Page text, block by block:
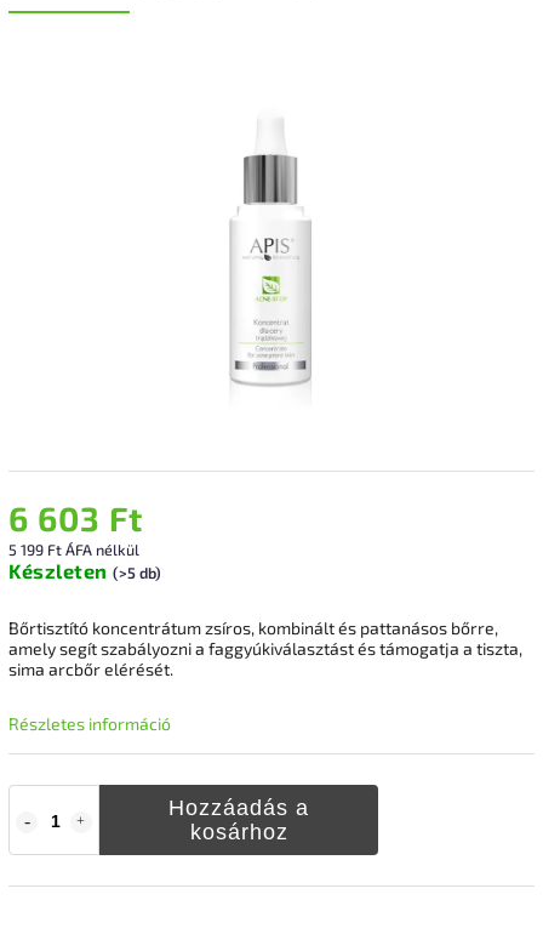
6 603 Ft
5 199 Ft ÁFA nélkül
Készleten (>5 db)
Hozzáadás a
kosárhoz
Bőrtisztító koncentrátum zsíros, kombinált és pattanásos bőrre,
amely segít szabályozni a faggyúkiválasztást és támogatja a tiszta,
sima arcbőr elérését.
Részletes információ